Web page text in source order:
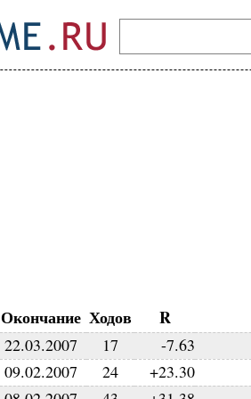
Окончание Ходов R
22.03.2007 17 -7.63
09.02.2007 24 +23.30